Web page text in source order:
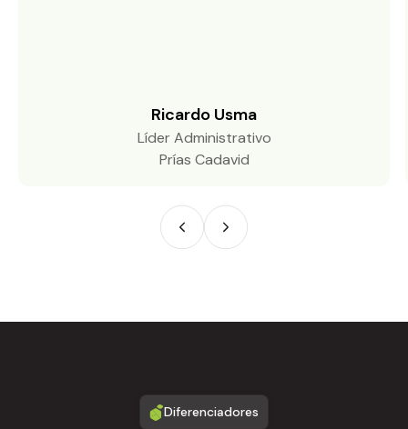
Ricardo Usma
Líder Administrativo
Prías Cadavid
Diferenciadores